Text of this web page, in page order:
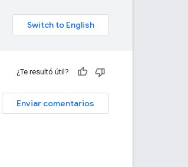
¿Te resultó útil?
Enviar comentarios